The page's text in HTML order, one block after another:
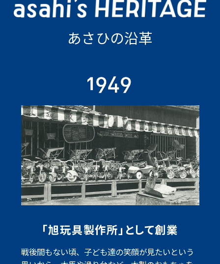
あさひの沿革
「旭玩具製作所」として創業
戦後間もない頃、子ども達の笑顔が見たいという